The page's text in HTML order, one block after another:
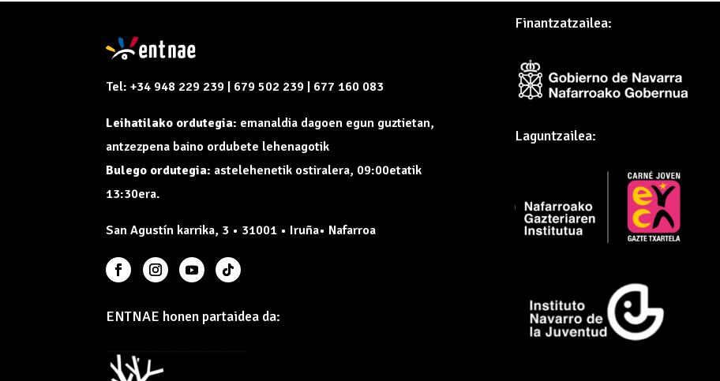
Tel: +34 948 229 239 | 679 502 239 | 677 160 083
Leihatilako ordutegia: emanaldia dagoen egun guztietan,
antzezpena baino ordubete lehenagotik
Bulego ordutegia: astelehenetik ostiralera, 09:00etatik
13:30era.
San Agustín karrika, 3 • 31001 • Iruña• Nafarroa
ENTNAE honen partaidea da:
Finantzatzailea:
Laguntzailea: